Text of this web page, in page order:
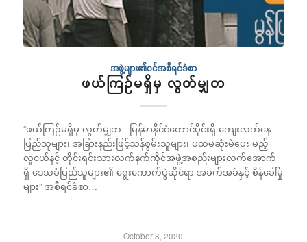
အဖွဲ့များ၏ဝင်အစီရင်ခံစာ
ဖယ်ကြဉ်မရှိမှ လွတ်မျှတ
“ဖယ်ကြဉ်မရှိမှ လွတ်မျှတ - မြန်မာနိုင်ငံတောင်ပိုင်းရှိ ကျေးလက်နေ
ပြည်သူများ၊ အခြားနည်းဖြင့်သန်စွမ်းသူများ၊ ပထမဆုံးမဲပေး မည့်
လူငယ်နင့် တိုင်းရင်းသားလက်နက်ကိုင်အဖွဲ့အစည်းများလက်အောက်
ရှိ ဒေသခံပြည်သူများ၏ ရွေးကောက်ပွဲဆိုင်ရာ အခက်အခဲနှင့် စိန်ခေါ်မှု
များ” အစီရင်ခံစာ…
October 8, 2020